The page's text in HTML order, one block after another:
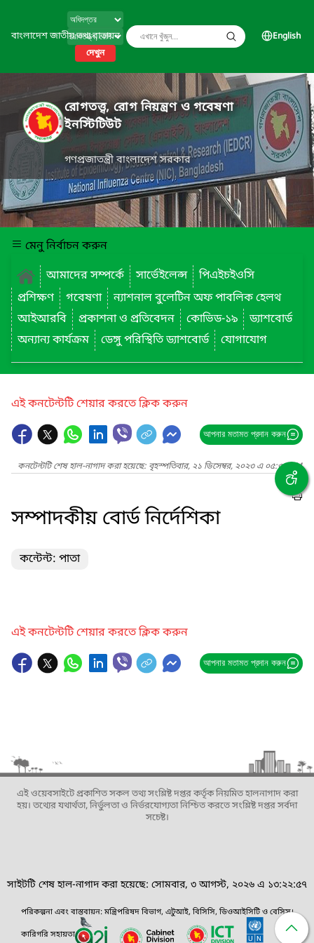
বাংলাদেশ জাতীয় তথ্য বাতায়ন
দেখুন
English
রোগতত্ত্ব, রোগ নিয়ন্ত্রণ ও গবেষণা
ইনস্টিটিউট
গণপ্রজাতন্ত্রী বাংলাদেশ সরকার
মেনু নির্বাচন করুন
আমাদের সম্পর্কে
সার্ভেইলেন্স
পিএইচইওসি
প্রশিক্ষণ
গবেষণা
ন্যাশনাল বুলেটিন অফ পাবলিক হেলথ
আইআরবি
প্রকাশনা ও প্রতিবেদন কোভিড-১৯
ড্যাশবোর্ড
অন্যান্য কার্যক্রম
ডেঙ্গু পরিস্থিতি ড্যাশবোর্ড যোগাযোগ
এই কনটেন্টটি শেয়ার করতে ক্লিক করুন
আপনার মতামত প্রদান করুন
কনটেন্টটি শেষ হাল-নাগাদ করা হয়েছে: বৃহস্পতিবার, ২১ ডিসেম্বর, ২০২৩ এ ০৫:৩৭ PM
সম্পাদকীয় বোর্ড নির্দেশিকা
কন্টেন্ট: পাতা
এই কনটেন্টটি শেয়ার করতে ক্লিক করুন
আপনার মতামত প্রদান করুন
এই ওয়েবসাইটে প্রকাশিত সকল তথ্য সংশ্লিষ্ট দপ্তর কর্তৃক নিয়মিত হালনাগাদ করা
হয়। তথ্যের যথার্থতা, নির্ভুলতা ও নির্ভরযোগ্যতা নিশ্চিত করতে সংশ্লিষ্ট দপ্তর সর্বদা
সচেষ্ট।
সাইটটি শেষ হাল-নাগাদ করা হয়েছে: সোমবার, ৩ আগস্ট, ২০২৬ এ ১৩:২২:৫৭
পরিকল্পনা এবং বাস্তবায়ন: মন্ত্রিপরিষদ বিভাগ, এটুআই, বিসিসি, ডিওআইসিটি ও বেসিস।
কারিগরি সহায়তা